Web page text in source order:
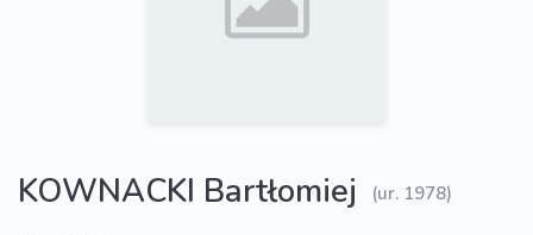
KOWNACKI Bartłomiej (ur. 1978)